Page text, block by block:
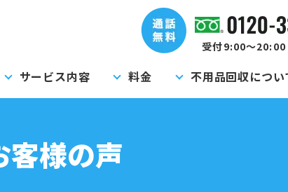
受付9:00～
サービス内容 料金 不用品回収につい
客様の声